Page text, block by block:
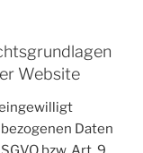
Website
Daten